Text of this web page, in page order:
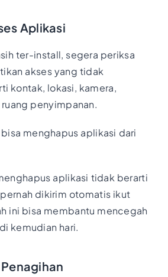
Aplikasi
ter-install, segera periksa
akses yang tidak
kontak, lokasi, kamera,
penyimpanan.
menghapus aplikasi dari
aplikasi tidak berarti
dikirim otomatis ikut
ini bisa membantu mencegah
kemudian hari.